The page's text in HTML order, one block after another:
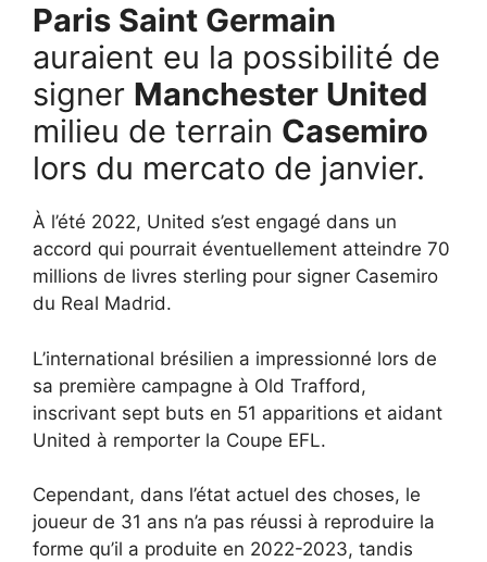
Paris Saint Germain
auraient eu la possibilité de
signer Manchester United
milieu de terrain Casemiro
lors du mercato de janvier.
À l’été 2022, United s’est engagé dans un
accord qui pourrait éventuellement atteindre 70
millions de livres sterling pour signer Casemiro
du Real Madrid.
L’international brésilien a impressionné lors de
sa première campagne à Old Trafford,
inscrivant sept buts en 51 apparitions et aidant
United à remporter la Coupe EFL.
Cependant, dans l’état actuel des choses, le
joueur de 31 ans n’a pas réussi à reproduire la
forme qu’il a produite en 2022-2023, tandis